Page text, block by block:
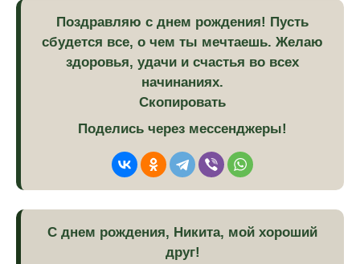
Поздравляю с днем рождения! Пусть
сбудется все, о чем ты мечтаешь. Желаю
здоровья, удачи и счастья во всех
начинаниях.
Скопировать
Поделись через мессенджеры!
С днем рождения, Никита, мой хороший
друг!